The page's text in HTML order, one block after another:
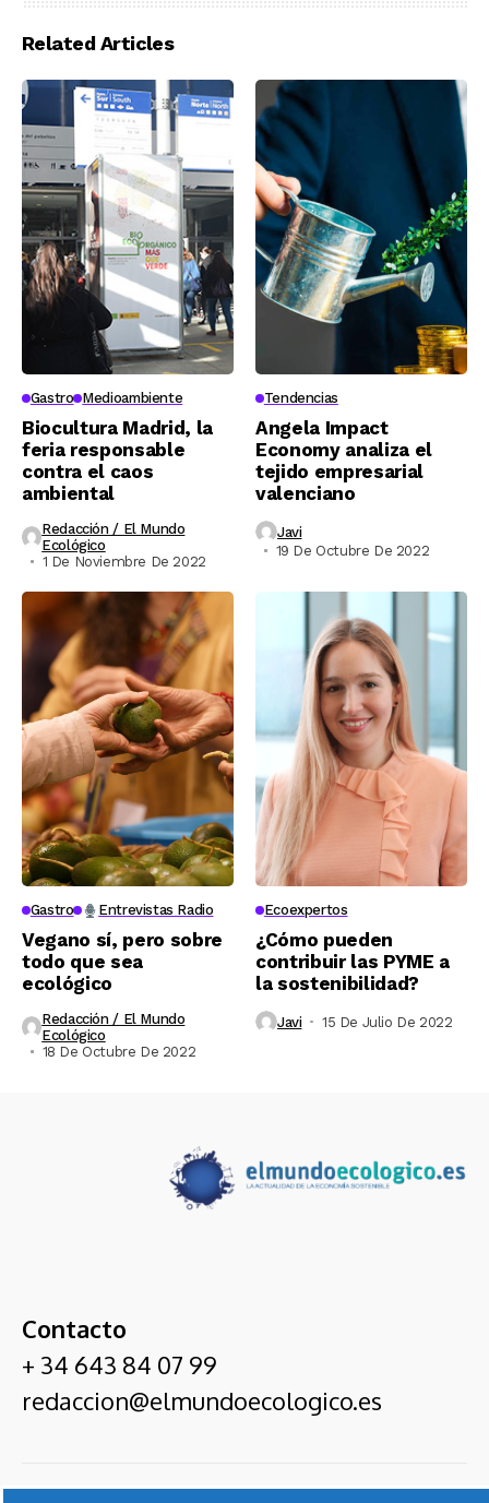
Related Articles
Gastro Medioambiente
Biocultura Madrid, la
feria responsable
contra el caos
ambiental
Redacción / El Mundo
Ecológico
1 De Noviembre De 2022
Tendencias
Angela Impact
Economy analiza el
tejido empresarial
valenciano
Javi
19 De Octubre De 2022
Gastro Entrevistas Radio
Vegano sí, pero sobre
todo que sea
ecológico
Redacción / El Mundo
Ecológico
18 De Octubre De 2022
Ecoexpertos
¿Cómo pueden
contribuir las PYME a
la sostenibilidad?
Javi 15 De Julio De 2022
Contacto
+ 34 643 84 07 99
redaccion@elmundoecologico.es